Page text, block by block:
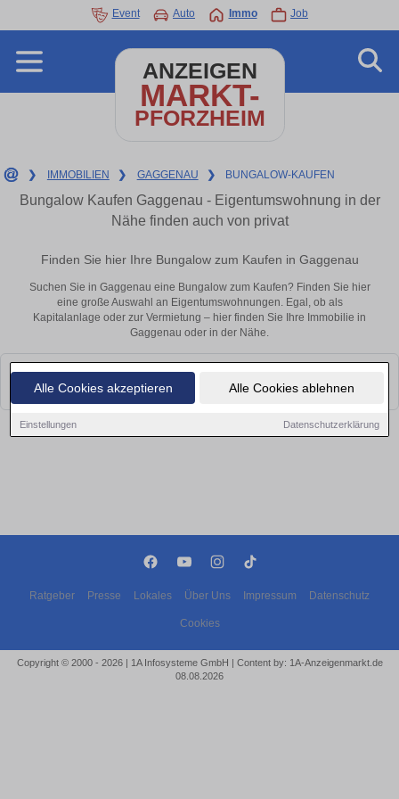
Alle Cookies akzeptieren Alle Cookies ablehnen
Einstellungen Datenschutzerklärung
Event Auto Immo Job
ANZEIGEN
MARKT-
PFORZHEIM
❯ IMMOBILIEN ❯ GAGGENAU ❯ BUNGALOW-KAUFEN
Bungalow Kaufen Gaggenau - Eigentumswohnung in der
Nähe finden auch von privat
Finden Sie hier Ihre Bungalow zum Kaufen in Gaggenau
Suchen Sie in Gaggenau eine Bungalow zum Kaufen? Finden Sie hier
eine große Auswahl an Eigentumswohnungen. Egal, ob als
Kapitalanlage oder zur Vermietung – hier finden Sie Ihre Immobilie in
Gaggenau oder in der Nähe.
Leider konnten wir derzeit keine passenden Objekte finden. Schauen Sie
bald wieder vorbei!
Ratgeber Presse Lokales Über Uns Impressum Datenschutz
Cookies
Copyright © 2000 - 2026 | 1A Infosysteme GmbH | Content by: 1A-Anzeigenmarkt.de
08.08.2026